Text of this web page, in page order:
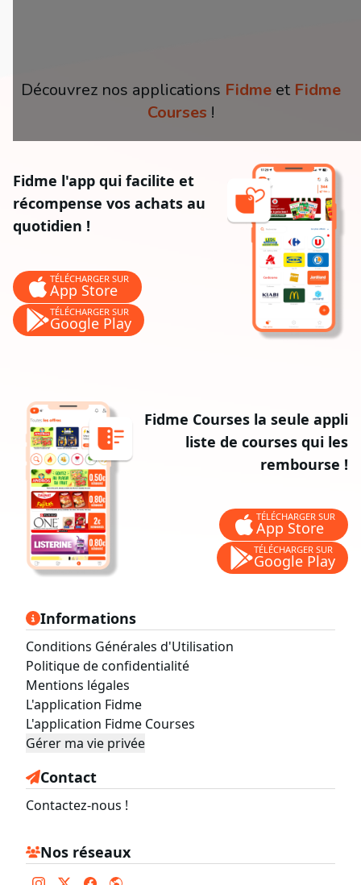
Découvrez nos applications Fidme et Fidme
Courses !
Fidme l'app qui facilite et
récompense vos achats au
quotidien !
TÉLÉCHARGER SUR
App Store
TÉLÉCHARGER SUR
Google Play
Fidme Courses la seule appli
liste de courses qui les
rembourse !
TÉLÉCHARGER SUR
App Store
TÉLÉCHARGER SUR
Google Play
Informations
Conditions Générales d'Utilisation
Politique de confidentialité
Mentions légales
L'application Fidme
L'application Fidme Courses
Gérer ma vie privée
Contact
Contactez-nous !
Nos réseaux